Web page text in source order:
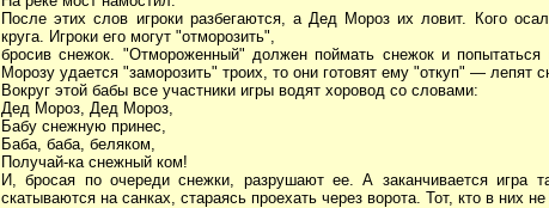
После этих слов игроки разбегаются, а Дед Мороз их ловит. Кого
круга. Игроки его могут "отморозить",
бросив снежок. "Отмороженный" должен поймать снежок и
Морозу удается "заморозить" троих, то они готовят ему "откуп" — лепят
Вокруг этой бабы все участники игры водят хоровод со словами:
Дед Мороз, Дед Мороз,
Бабу снежную принес,
Баба, баба, беляком,
Получай-ка снежный ком!
И, бросая по очереди снежки, разрушают ее. А заканчивается игра
скатываются на санках, стараясь проехать через ворота. Тот, кто в них